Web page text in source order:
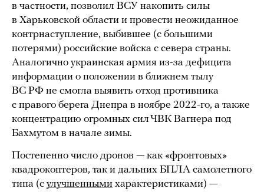
в частности, позволил ВСУ накопить силы
в Харьковской области и провести неожиданное
контрнаступление, выбившее (с большими
потерями) российские войска с севера страны.
Аналогично украинская армия из-за дефицита
информации о положении в ближнем тылу
ВС РФ не смогла выявить отход противника
с правого берега Днепра в ноябре 2022-го, а также
концентрацию огромных сил ЧВК Вагнера под
Бахмутом в начале зимы.
Постепенно число дронов — как «фронтовых»
квадрокоптеров, так и дальних БПЛА самолетного
типа (с улучшенными характеристиками) —